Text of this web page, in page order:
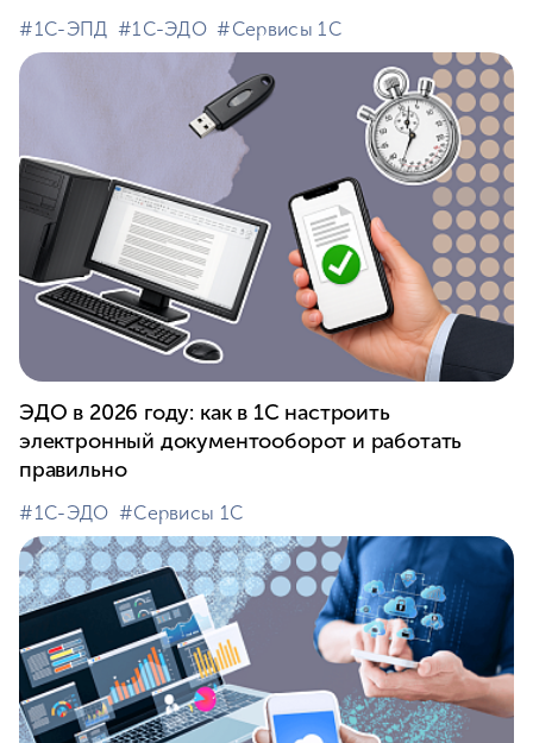
#⁣1С-ЭПД #⁣1С-ЭДО #⁣Сервисы 1С
ЭДО в 2026 году: как в 1С настроить
электронный документооборот и работать
правильно
#⁣1С-ЭДО #⁣Сервисы 1С